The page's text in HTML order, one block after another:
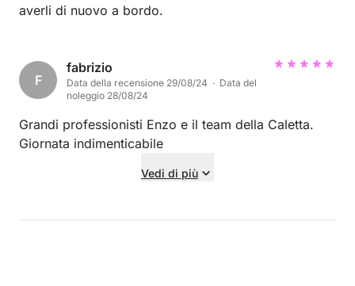
averli di nuovo a bordo.
F
fabrizio
Data della recensione 29/08/24 · Data del
noleggio 28/08/24
Grandi professionisti Enzo e il team della Caletta.
Giornata indimenticabile
Vedi di più